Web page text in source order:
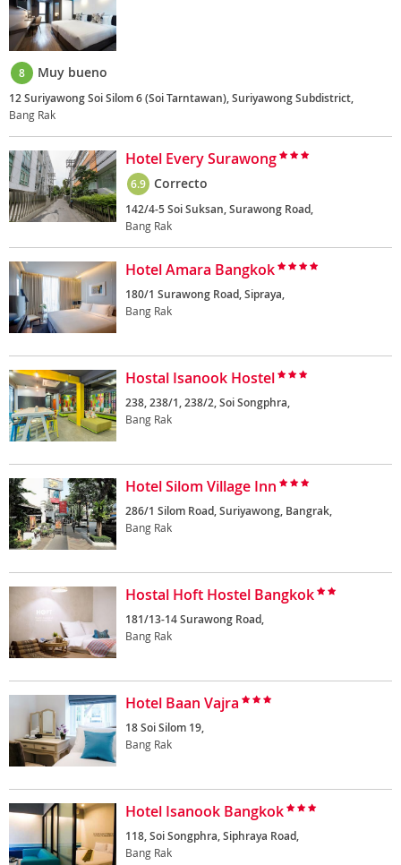
8 Muy bueno
12 Suriyawong Soi Silom 6 (Soi Tarntawan), Suriyawong Subdistrict,
Bang Rak
Hotel Every Surawong
6.9 Correcto
142/4-5 Soi Suksan, Surawong Road,
Bang Rak
Hotel Amara Bangkok
180/1 Surawong Road, Sipraya,
Bang Rak
Hostal Isanook Hostel
238, 238/1, 238/2, Soi Songphra,
Bang Rak
Hotel Silom Village Inn
286/1 Silom Road, Suriyawong, Bangrak,
Bang Rak
Hostal Hoft Hostel Bangkok
181/13-14 Surawong Road,
Bang Rak
Hotel Baan Vajra
18 Soi Silom 19,
Bang Rak
Hotel Isanook Bangkok
118, Soi Songphra, Siphraya Road,
Bang Rak